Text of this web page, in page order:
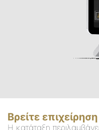
Βρείτε επιχείρηση
Η κατάταξη